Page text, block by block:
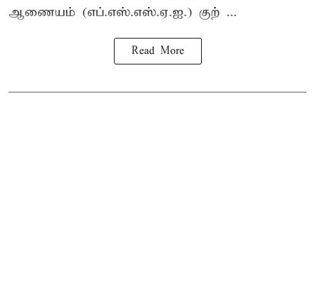
ஆணையம் (எப்.எஸ்.எஸ்.ஏ.ஐ.) குற் ...
Read More